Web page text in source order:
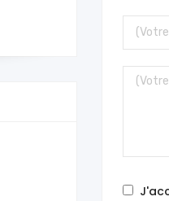
Votre
courriel
Votre